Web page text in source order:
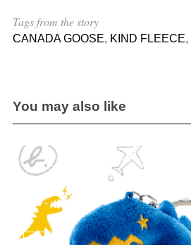
Tags from the story
CANADA GOOSE, KIND FLEECE,
You may also like